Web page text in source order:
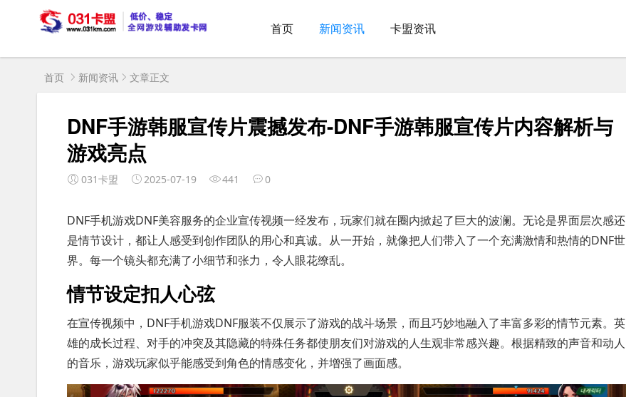
首页 新闻资讯 卡盟资讯
首页 新闻资讯 文章正文
DNF手游韩服宣传片震撼发布-DNF手游韩服宣传片内容解析与
游戏亮点
031卡盟 2025-07-19 441 0
DNF手机游戏DNF美容服务的企业宣传视频一经发布，玩家们就在圈内掀起了巨大的波澜。无论是界面层次感还
是情节设计，都让人感受到创作团队的用心和真诚。从一开始，就像把人们带入了一个充满激情和热情的DNF世
界。每一个镜头都充满了小细节和张力，令人眼花缭乱。
情节设定扣人心弦
在宣传视频中，DNF手机游戏DNF服装不仅展示了游戏的战斗场景，而且巧妙地融入了丰富多彩的情节元素。英
雄的成长过程、对手的冲突及其隐藏的特殊任务都使朋友们对游戏的人生观非常感兴趣。根据精致的声音和动人
的音乐，游戏玩家似乎能感受到角色的情感变化，并增强了画面感。